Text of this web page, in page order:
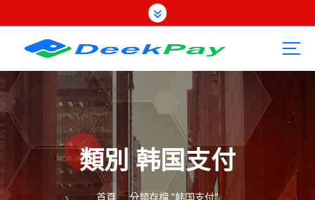
至
類別 韩国支付
首頁 分類存檔 "韩国支付"